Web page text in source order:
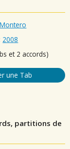
2008
et 2 accords)
une Tab
partitions de